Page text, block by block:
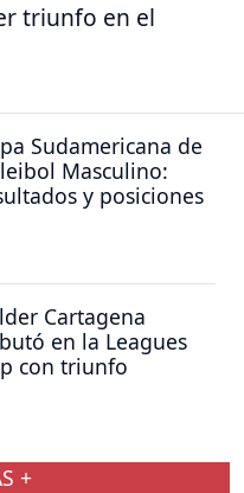
triunfo en el
Sudamericana de
Masculino:
y posiciones
Cartagena
en la Leagues
con triunfo
+